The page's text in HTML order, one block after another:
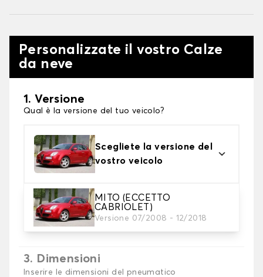
Personalizzate il vostro Calze
da neve
1. Versione
Qual è la versione del tuo veicolo?
Scegliete la versione del
vostro veicolo
MITO (ECCETTO
CABRIOLET)
Versione 07/2008 - 12/2018
2. Finitura a calza
Scegli le calze da neve adatte alle tue necessità
3. Dimensioni
Inserire le dimensioni del pneumatico